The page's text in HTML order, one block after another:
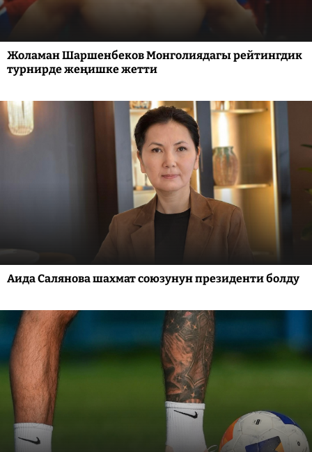
Жоламан Шаршенбеков Монголиядагы рейтингдик
турнирде жеңишке жетти
Аида Салянова шахмат союзунун президенти болду